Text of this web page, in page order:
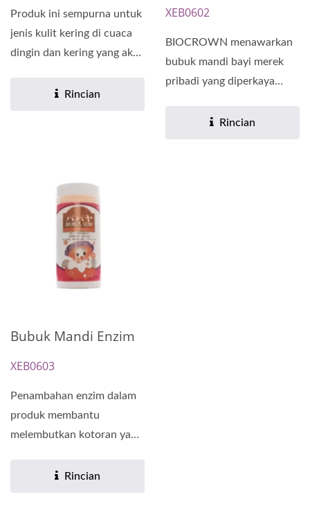
Produk ini sempurna untuk
jenis kulit kering di cuaca
dingin dan kering yang akan
Rincian
XEB0602
BIOCROWN menawarkan
bubuk mandi bayi merek
pribadi yang diperkaya
melembapkan,...
Rincian
Bubuk Mandi Enzim
XEB0603
Penambahan enzim dalam
produk membantu
melembutkan kotoran yang
Rincian